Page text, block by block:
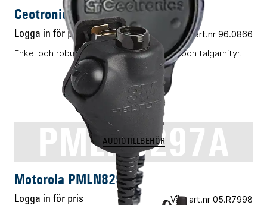
Ceotronics CT-HR PTT series 8
Logga in för pris Vårt art.nr 96.0866
Enkel och robust PTT-enhet för headset och talgarnityr.
PMLN8297A
AUDIOTILLBEHÖR
Motorola PMLN8297A
Logga in för pris Vårt art.nr 05.R7998